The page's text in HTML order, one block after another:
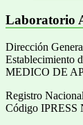
Laboratorio
Dirección
Establecimiento
MEDICO DE
Registro
Código IPRESS